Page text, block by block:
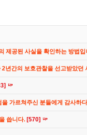
제공된 사실을 확인하는 방법입
년간의 보호관찰을 선고받았던
가르쳐주신 분들에게 감사하
씁니다. [570]